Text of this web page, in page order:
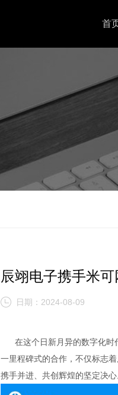
首
辰翊电子携手米
日期：2024-08-09
在这个日新月异的数字化时
一里程碑式的合作，不仅标志
携手并进、共创辉煌的坚定决